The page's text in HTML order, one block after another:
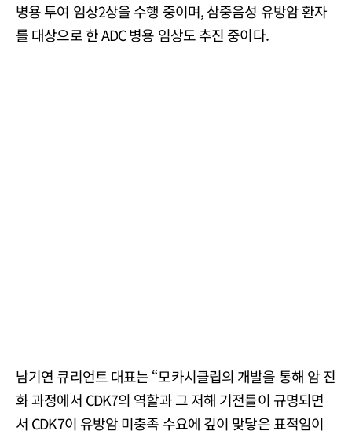
병용 투여 임상2상을 수행 중이며, 삼중음성 유방암 환자
를 대상으로 한 ADC 병용 임상도 추진 중이다.
남기연 큐리언트 대표는 “모카시클립의 개발을 통해 암 진
화 과정에서 CDK7의 역할과 그 저해 기전들이 규명되면
서 CDK7이 유방암 미충족 수요에 깊이 맞닿은 표적임이